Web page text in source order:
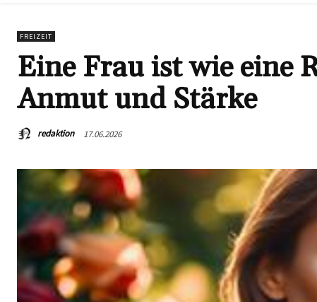
FREIZEIT
Eine Frau ist wie eine
Anmut und Stärke
redaktion 17.06.2026